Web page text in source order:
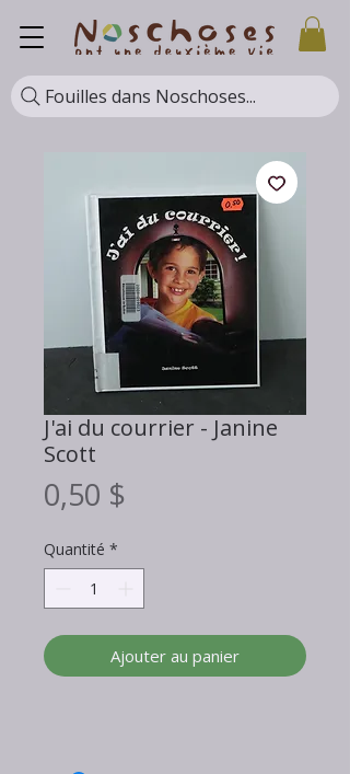
Fouilles dans Noschoses...
J'ai du courrier - Janine
Scott
0,50 $
Quantité *
Ajouter au panier